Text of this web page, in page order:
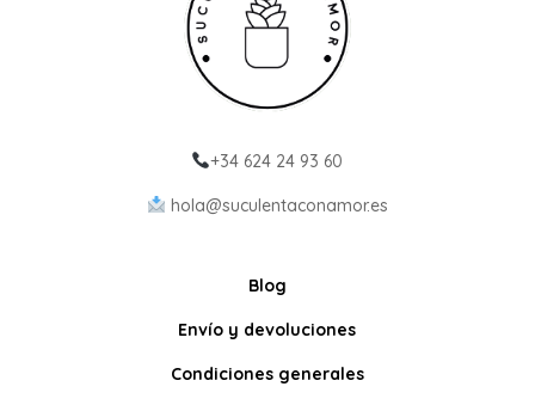
+34 624 24 93 60
hola@suculentaconamor.es
Blog
Envío y devoluciones
Condiciones generales